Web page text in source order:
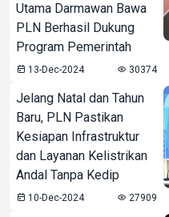
Utama Darmawan Bawa
PLN Berhasil Dukung
Program Pemerintah
13-Dec-2024 30374
Jelang Natal dan Tahun
Baru, PLN Pastikan
Kesiapan Infrastruktur
dan Layanan Kelistrikan
Andal Tanpa Kedip
10-Dec-2024 27909